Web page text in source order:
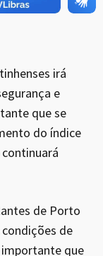
irá
e
que se
do índice
de Porto
de
que